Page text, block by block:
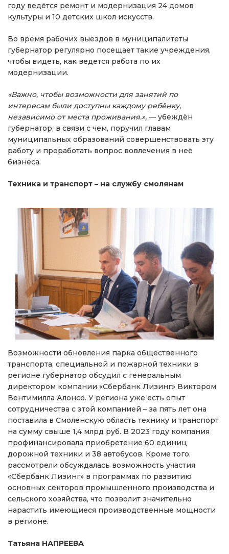
году ведётся ремонт и модернизация 24 домов
культуры и 10 детских школ искусств.
Во время рабочих выездов в муниципалитеты
губернатор регулярно посещает такие учреждения,
чтобы видеть, как ведется работа по их
модернизации.
«Важно, чтобы возможности для занятий по
интересам были доступны каждому ребёнку,
независимо от места проживания.», — убеждён
губернатор, в связи с чем, поручил главам
муниципальных образований совершенствовать эту
работу и проработать вопрос вовлечения в неё
бизнеса.
Техника и транспорт – на службу смолянам
Возможности обновления парка общественного
транспорта, специальной и пожарной техники в
регионе губернатор обсудил с генеральным
директором компании «Сбербанк Лизинг» Виктором
Вентимилла Алонсо. У региона уже есть опыт
сотрудничества с этой компанией – за пять лет она
поставила в Смоленскую область технику и транспорт
на сумму свыше 1,4 млрд руб. В 2023 году компания
профинансировала приобретение 60 единиц
дорожной техники и 38 автобусов. Кроме того,
рассмотрели обсуждалась возможность участия
«Сбербанк Лизинг» в программах по развитию
основных секторов промышленного производства и
сельского хозяйства, что позволит значительно
нарастить имеющиеся производственные мощности
в регионе.
Татьяна НАПРЕЕВА